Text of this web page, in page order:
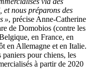
nous préparons des
», précise Anne-Catherine
de Domobios (contre les
en France, en
en Allemagne et en Italie.
paniers pour chiens, les
à partir de 2020